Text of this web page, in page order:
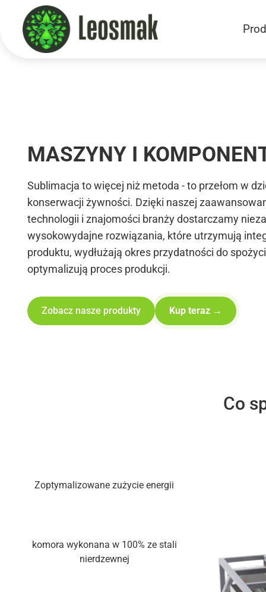
MASZYNY I
Sublimacja to więcej niż metoda - to przełom w
konserwacji żywności. Dzięki naszej
technologii i znajomości branży dostarczamy
wysokowydajne rozwiązania, które utrzymują
produktu, wydłużają okres przydatności do
optymalizują proces produkcji.
Zobacz nasze produkty Kup teraz →
Co
Zoptymalizowane zużycie energii
komora wykonana w 100% ze stali
nierdzewnej